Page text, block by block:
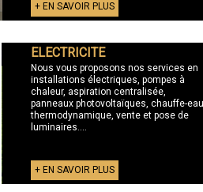
+ EN SAVOIR PLUS
ELECTRICITE
Nous vous proposons nos services en
installations électriques, pompes à
chaleur, aspiration centralisée,
panneaux photovoltaïques, chauffe-eau
thermodynamique, vente et pose de
luminaires....
+ EN SAVOIR PLUS